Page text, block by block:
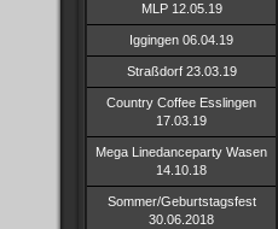
MLP 12.05.19
Iggingen 06.04.19
Straßdorf 23.03.19
Country Coffee Esslingen
17.03.19
Mega Linedanceparty Wasen
14.10.18
Sommer/Geburtstagsfest
30.06.2018